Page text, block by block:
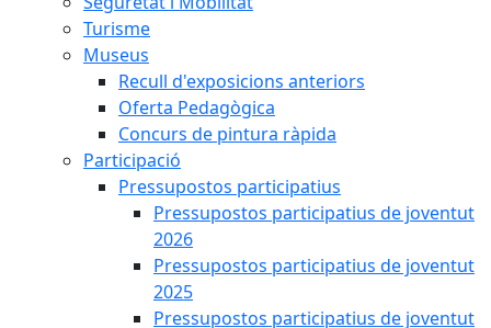
Turisme
Museus
Recull d'exposicions anteriors
Oferta Pedagògica
Concurs de pintura ràpida
Participació
Pressupostos participatius
Pressupostos participatius de joventut
2026
Pressupostos participatius de joventut
2025
Pressupostos participatius de joventut